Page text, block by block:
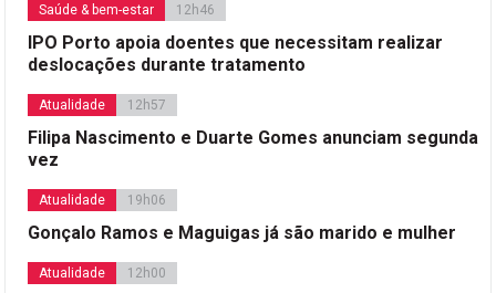
Saúde & bem-estar 12h46
IPO Porto apoia doentes que necessitam realizar
deslocações durante tratamento
Atualidade 12h57
Filipa Nascimento e Duarte Gomes anunciam segunda
vez
Atualidade 19h06
Gonçalo Ramos e Maguigas já são marido e mulher
Atualidade 12h00